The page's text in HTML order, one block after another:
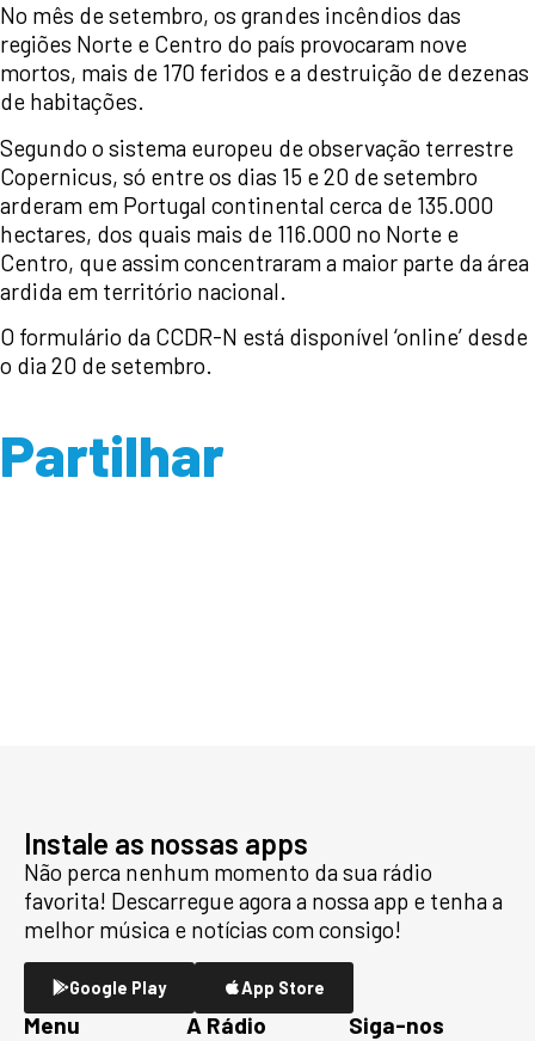
No mês de setembro, os grandes incêndios das
regiões Norte e Centro do país provocaram nove
mortos, mais de 170 feridos e a destruição de dezenas
de habitações.
Segundo o sistema europeu de observação terrestre
Copernicus, só entre os dias 15 e 20 de setembro
arderam em Portugal continental cerca de 135.000
hectares, dos quais mais de 116.000 no Norte e
Centro, que assim concentraram a maior parte da área
ardida em território nacional.
O formulário da CCDR-N está disponível ‘online’ desde
o dia 20 de setembro.
Partilhar
Instale as nossas apps
Não perca nenhum momento da sua rádio
favorita! Descarregue agora a nossa app e tenha a
melhor música e notícias com consigo!
Google Play App Store
Menu
A Rádio
Siga-nos